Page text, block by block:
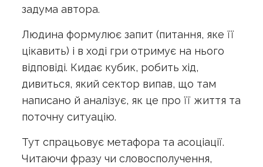
задума автора.
Людина формулює запит (питання, яке її
цікавить) і в ході гри отримує на нього
відповіді. Кидає кубик, робить хід,
дивиться, який сектор випав, що там
написано й аналізує, як це про її життя та
поточну ситуацію.
Тут спрацьовує метафора та асоціації.
Читаючи фразу чи словосполучення,